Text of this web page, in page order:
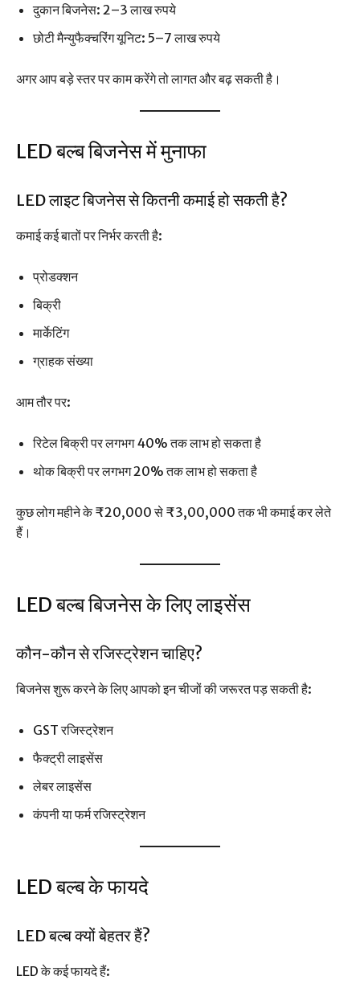
दुकान बिजनेस: 2–3 लाख रुपये
छोटी मैन्युफैक्चरिंग यूनिट: 5–7 लाख रुपये
अगर आप बड़े स्तर पर काम करेंगे तो लागत और बढ़ सकती है।
LED बल्ब बिजनेस में मुनाफा
LED लाइट बिजनेस से कितनी कमाई हो सकती है?
कमाई कई बातों पर निर्भर करती है:
प्रोडक्शन
बिक्री
मार्केटिंग
ग्राहक संख्या
आम तौर पर:
रिटेल बिक्री पर लगभग 40% तक लाभ हो सकता है
थोक बिक्री पर लगभग 20% तक लाभ हो सकता है
कुछ लोग महीने के ₹20,000 से ₹3,00,000 तक भी कमाई कर लेते
हैं।
LED बल्ब बिजनेस के लिए लाइसेंस
कौन-कौन से रजिस्ट्रेशन चाहिए?
बिजनेस शुरू करने के लिए आपको इन चीजों की जरूरत पड़ सकती है:
GST रजिस्ट्रेशन
फैक्ट्री लाइसेंस
लेबर लाइसेंस
कंपनी या फर्म रजिस्ट्रेशन
LED बल्ब के फायदे
LED बल्ब क्यों बेहतर हैं?
LED के कई फायदे हैं: